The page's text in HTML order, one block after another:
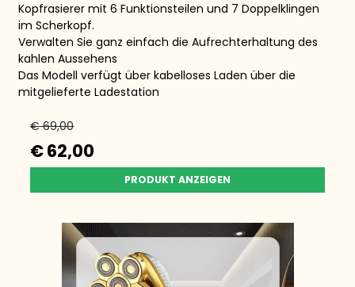
Kopfrasierer mit 6 Funktionsteilen und 7 Doppelklingen
im Scherkopf.
Verwalten Sie ganz einfach die Aufrechterhaltung des
kahlen Aussehens
Das Modell verfügt über kabelloses Laden über die
mitgelieferte Ladestation
€ 69,00
€ 62,00
PRODUKT ANZEIGEN